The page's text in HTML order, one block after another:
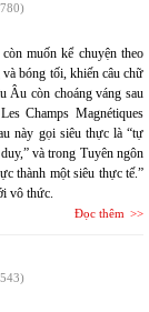
muốn kể chuyện theo
bóng tối, khiến câu chữ
Âu còn choáng váng sau
Champs Magnétiques
này gọi siêu thực là “tự
và trong Tuyên ngôn
thành một siêu thực tế.”
vô thức.
Đọc thêm